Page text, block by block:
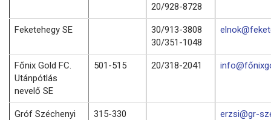
20/928-8728
Feketehegy SE
30/913-3808
30/351-1048
Főnix Gold FC.
Utánpótlás
nevelő SE
501-515 20/318-2041
Gróf Széchenyi
315-330 erzsi@gr-